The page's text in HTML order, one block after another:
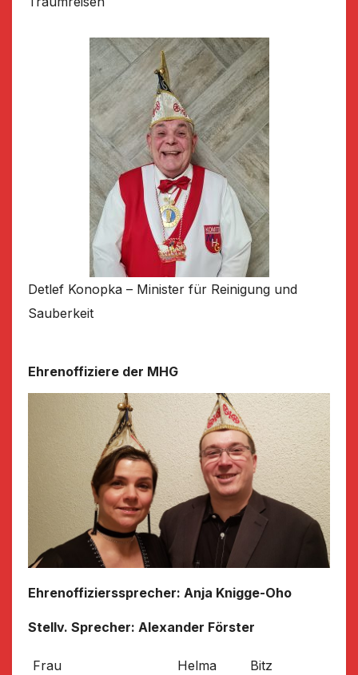
Detlef Konopka – Minister für Reinigung und
Sauberkeit
Ehrenoffiziere der MHG
Ehrenoffizierssprecher: Anja Knigge-Oho
Stellv. Sprecher: Alexander Förster
Frau Helma Bitz